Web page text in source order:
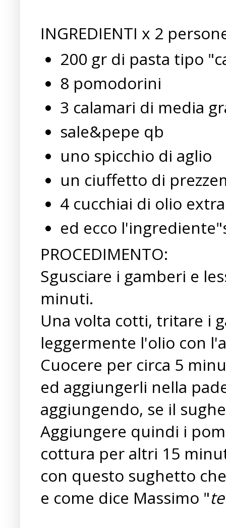
INGREDIENTI x 2
200 gr di pasta tipo
8 pomodorini
3 calamari di media
sale&pepe qb
uno spicchio di aglio
un ciuffetto di
4 cucchiai di olio
ed ecco
PROCEDIMENTO:
Sgusciare i gamberi e
minuti.
Una volta cotti, tritare i
leggermente l'olio con
Cuocere per circa 5
ed aggiungerli nella
aggiungendo, se il
Aggiungere quindi i
cottura per altri 15
con questo sughetto
e come dice Massimo "